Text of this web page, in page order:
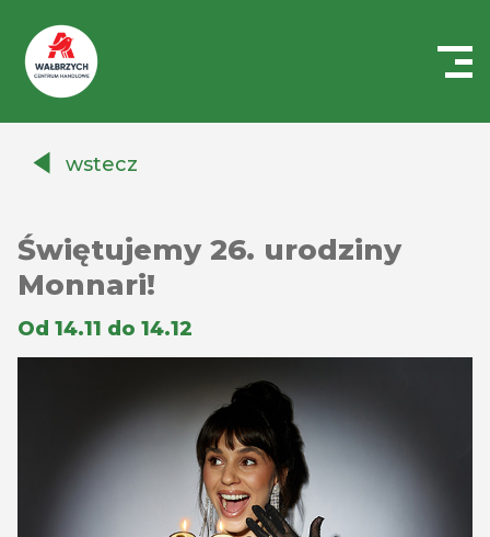
Auchanwstecz
Świętujemy 26. urodziny
Monnari!
Od 14.11 do 14.12